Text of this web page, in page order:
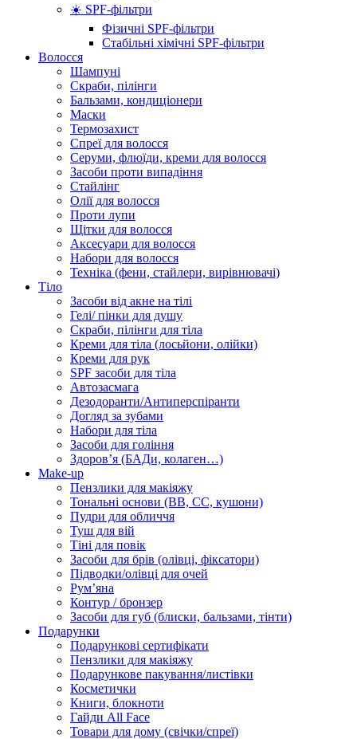
☀️ SPF-фільтри
Фізичні SPF-фільтри
Стабільні хімічні SPF-фільтри
Волосся
Шампуні
Скраби, пілінги
Бальзами, кондиціонери
Маски
Термозахист
Спреї для волосся
Серуми, флюїди, креми для волосся
Засоби проти випадіння
Стайлінг
Олії для волосся
Проти лупи
Щітки для волосся
Аксесуари для волосся
Набори для волосся
Техніка (фени, стайлери, вирівнювачі)
Тіло
Засоби від акне на тілі
Гелі/ пінки для душу
Скраби, пілінги для тіла
Креми для тіла (лосьйони, олійки)
Креми для рук
SPF засоби для тіла
Автозасмага
Дезодоранти/Антиперспіранти
Догляд за зубами
Набори для тіла
Засоби для гоління
Здоровʼя (БАДи, колаген…)
Make-up
Пензлики для макіяжу
Тональні основи (BB, CC, кушони)
Пудри для обличчя
Туш для вій
Тіні для повік
Засоби для брів (олівці, фіксатори)
Підводки/олівці для очей
Румʼяна
Контур / бронзер
Засоби для губ (блиски, бальзами, тінти)
Подарунки
Подарункові сертифікати
Пензлики для макіяжу
Подарункове пакування/листівки
Косметички
Книги, блокноти
Гайди All Face
Товари для дому (свічки/спреї)